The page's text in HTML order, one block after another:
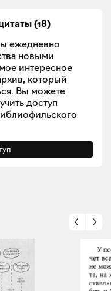
(18)
ежедневно
новыми
интересное
который
Вы можете
доступ